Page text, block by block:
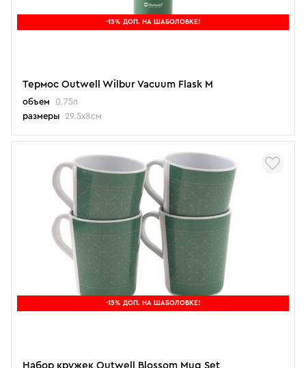
-15% ДОП. НА ШАБОЛОВКЕ!
Термос Outwell Wilbur Vacuum Flask M
объем
0.75л
размеры
29.5x8см
-15% ДОП. НА ШАБОЛОВКЕ!
Набор кружек Outwell Blossom Mug Set